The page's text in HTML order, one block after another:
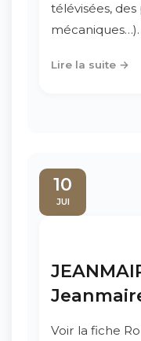
télévisées,
mécaniques…).
Lire la suite →
10
JUI
Voir la fiche